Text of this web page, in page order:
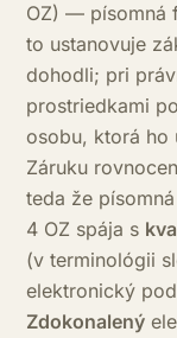
OZ) — písomná
to ustanovuje
dohodli; pri
prostriedkami
osobu, ktorá ho
Záruku
teda že
4 OZ spája s
(v terminológii
elektronický
Zdokonalený